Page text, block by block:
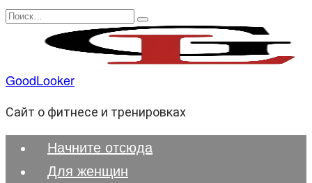
Перейти
содержанию
Search
GoodLooker
Сайт о фитнесе и тренировках
Начните отсюда
Для женщин